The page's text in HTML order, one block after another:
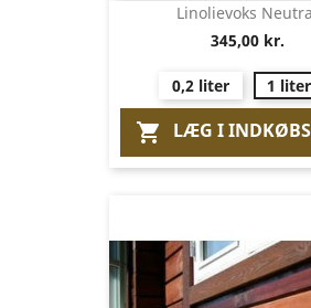
Linolievoks
345,00 kr.
0,2 liter 1 liter
 LÆG I